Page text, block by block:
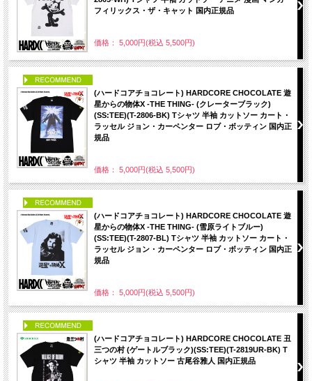
フィリックス・ザ・キャット 国内正規品
価格： 5,000円(税込 5,500円)
(ハードコアチョコレート) HARDCORE CHOCOLATE 遊
星からの物体X -THE THING- (クレーターブラック)
(SS:TEE)(T-2806-BK) Tシャツ 半袖 カットソー カート・
ラッセル ジョン・カーペンター ロブ・ボッティン 国内正
規品
価格： 5,000円(税込 5,500円)
(ハードコアチョコレート) HARDCORE CHOCOLATE 遊
星からの物体X -THE THING- (雪原ライトブルー)
(SS:TEE)(T-2807-BL) Tシャツ 半袖 カットソー カート・
ラッセル ジョン・カーペンター ロブ・ボッティン 国内正
規品
価格： 5,000円(税込 5,500円)
(ハードコアチョコレート) HARDCORE CHOCOLATE 丑
三つの村 (ゲートルブラック)(SS:TEE)(T-2819UR-BK) T
シャツ 半袖 カットソー 古尾谷雅人 国内正規品